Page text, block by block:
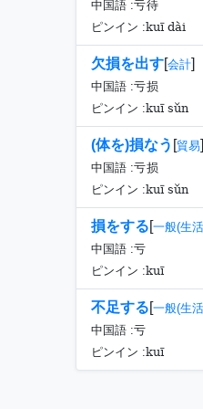
中国語 :亏待
ピンイン :kuī dài
欠損を出す[会計]
中国語 :亏损
ピンイン :kuī sǔn
(体を)損なう [貿易]
中国語 :亏损
ピンイン :kuī sǔn
損をする[一般(生
中国語 :亏
ピンイン :kuī
不足する[一般(生
中国語 :亏
ピンイン :kuī